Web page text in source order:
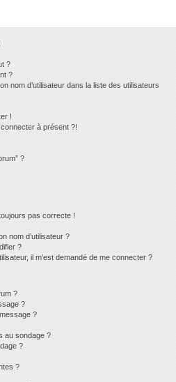
?
?
nom d’utilisateur dans la liste des utilisateurs
!
à présent ?!
?
pas correcte !
nom d’utilisateur ?
?
il m’est demandé de me connecter ?
?
?
?
au sondage ?
?
?